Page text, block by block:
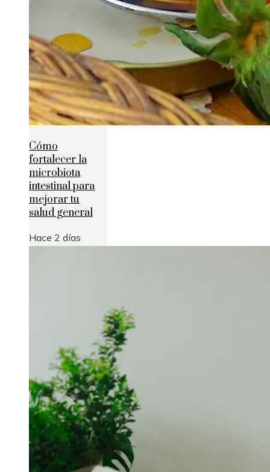
Cómo
fortalecer la
microbiota
intestinal para
mejorar tu
salud general
Hace 2 días